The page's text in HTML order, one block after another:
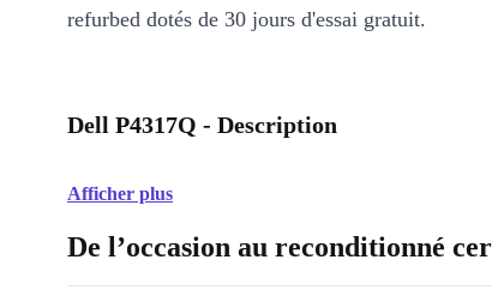
refurbed dotés de 30 jours d'essai gratuit.
Dell P4317Q - Description
Afficher plus
De l’occasion au reconditionné